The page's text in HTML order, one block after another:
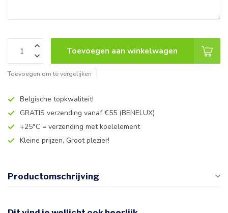
Toevoegen aan winkelwagen
Toevoegen om te vergelijken
Belgische topkwaliteit!
GRATIS verzending vanaf €55 (BENELUX)
+25°C = verzending met koelelement
Kleine prijzen, Groot plezier!
Productomschrijving